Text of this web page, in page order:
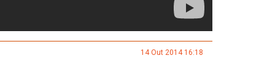
14 Out 2014 16:18